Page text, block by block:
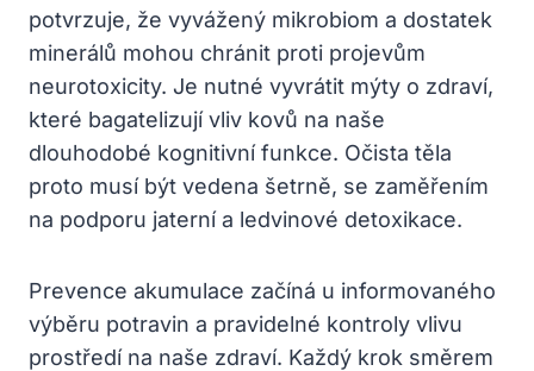
potvrzuje, že vyvážený mikrobiom a dostatek
minerálů mohou chránit proti projevům
neurotoxicity. Je nutné vyvrátit mýty o zdraví,
které bagatelizují vliv kovů na naše
dlouhodobé kognitivní funkce. Očista těla
proto musí být vedena šetrně, se zaměřením
na podporu jaterní a ledvinové detoxikace.
Prevence akumulace začíná u informovaného
výběru potravin a pravidelné kontroly vlivu
prostředí na naše zdraví. Každý krok směrem